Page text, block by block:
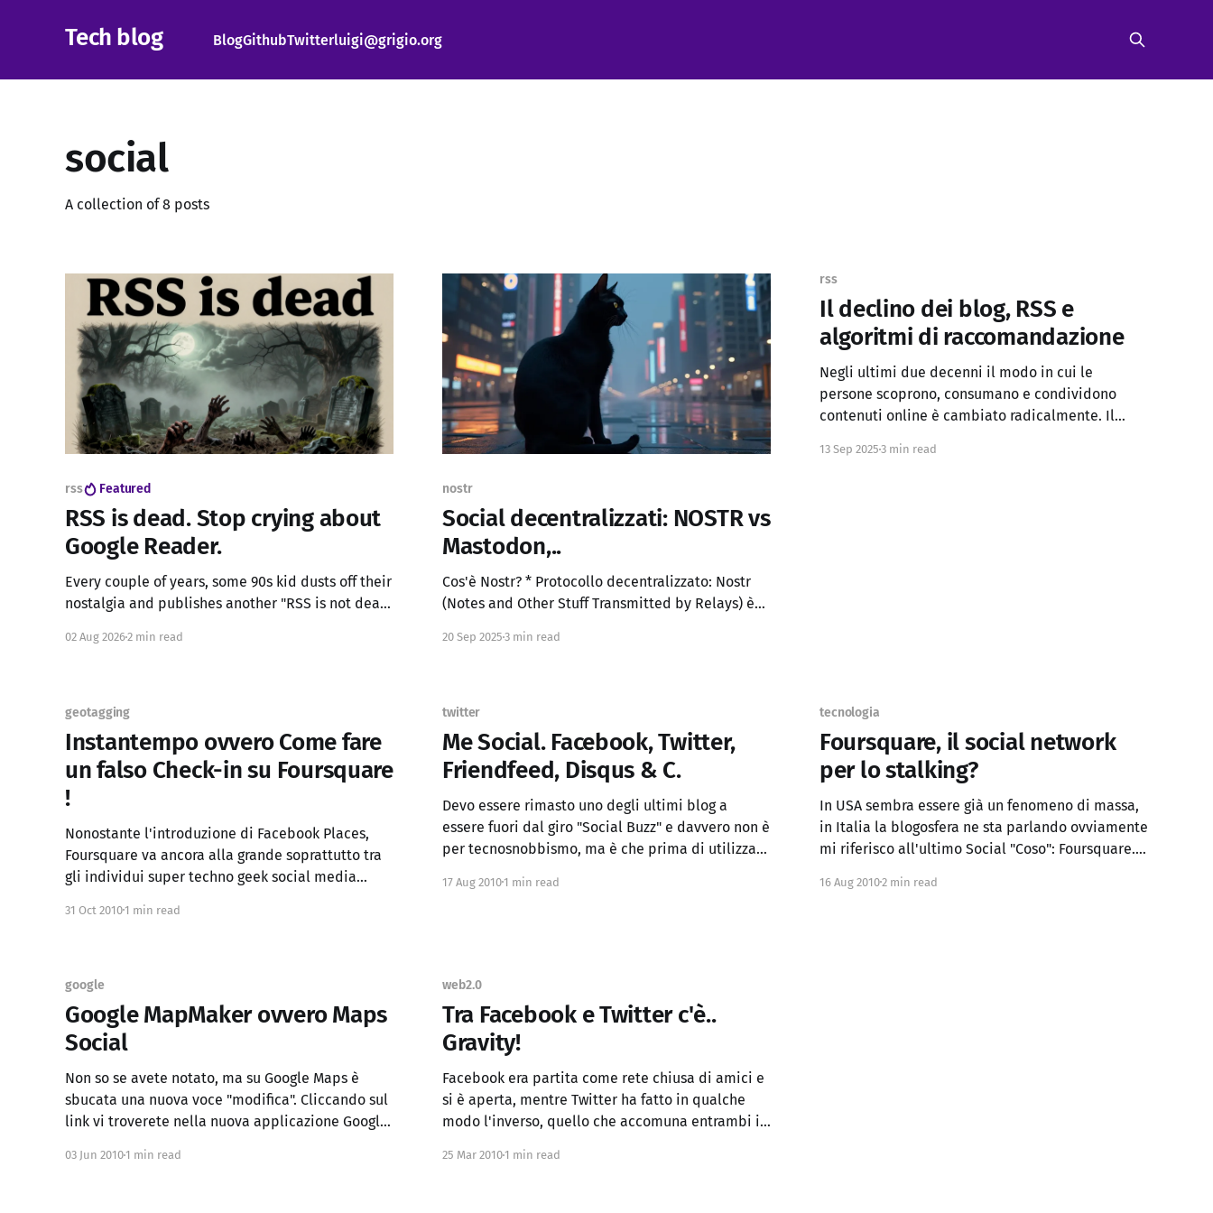
Tech blog BlogGithubTwitterluigi@grigio.org
social
A collection of 8 posts
rss Featured
RSS is dead. Stop crying about
Google Reader.
Every couple of years, some 90s kid dusts off their
nostalgia and publishes another "RSS is not dead,
freedom, decentralized. Google Reader was
02 Aug 20262 min read
nostr
Social decentralizzati: NOSTR vs
Mastodon,..
Cos'è Nostr? * Protocollo decentralizzato: Nostr
(Notes and Other Stuff Transmitted by Relays) è
comunicazione senza dipendere da server
Relay: I messaggi (chiamati "note") vengono
trasmessi
20 Sep 20253 min read
rss
Il declino dei blog, RSS e
algoritmi di raccomandazione
Negli ultimi due decenni il modo in cui le
persone scoprono, consumano e condividono
contenuti online è cambiato radicalmente. Il
evidenzia tre grandi tendenze: 1. La scomparsa
13 Sep 20253 min read
geotagging
Instantempo ovvero Come fare
un falso Check-in su Foursquare
!
Nonostante l'introduzione di Facebook Places,
Foursquare va ancora alla grande soprattutto tra
gli individui super techno geek social media
vostro blogger di fiducia ha appeno preso il
"Sei145giorniCheSeiFupriCasaAttentoCheTeLaSval
igiano" non dovete disperarvi perché
31 Oct 2010 1 min read
twitter
Me Social. Facebook, Twitter,
Friendfeed, Disqus & C.
Devo essere rimasto uno degli ultimi blog a
essere fuori dal giro "Social Buzz" e davvero non è
per tecnosnobbismo, ma è che prima di utilizzare
sicuro che davvero potessero essere utili e non
17 Aug 20101 min read
tecnologia
Foursquare, il social network
per lo stalking?
In USA sembra essere già un fenomeno di massa,
in Italia la blogosfera ne sta parlando ovviamente
mi riferisco all'ultimo Social "Coso": Foursquare.
non esporre badge di Twitter, Facebook et similia,
16 Aug 20102 min read
google
Google MapMaker ovvero Maps
Social
Non so se avete notato, ma su Google Maps è
sbucata una nuova voce "modifica". Cliccando sul
link vi troverete nella nuova applicazione Google
alle mappe, ma proprio di modifiche pubbliche
03 Jun 2010 1 min read
web2.0
Tra Facebook e Twitter c'è..
Gravity!
Facebook era partita come rete chiusa di amici e
si è aperta, mentre Twitter ha fatto in qualche
modo l'inverso, quello che accomuna entrambi i
25 Mar 20101 min read